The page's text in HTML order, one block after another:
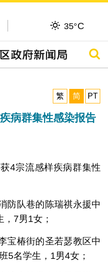
35°C
搜寻
繁
简 PT
病群集性感染报告
4宗流感样疾病群集性
防队巷的陈瑞祺永援中
7男1女；
宝椿街的圣若瑟教区中
5名学生，1男4女；